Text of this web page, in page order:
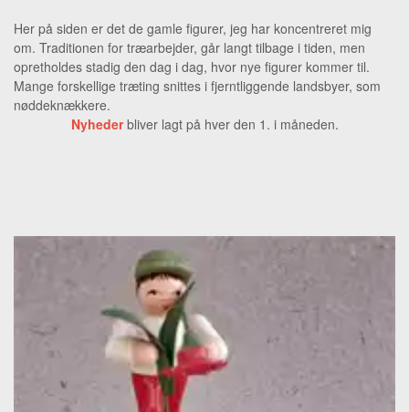
Her på siden er det de gamle figurer, jeg har koncentreret mig
om. Traditionen for træarbejder, går langt tilbage i tiden, men
opretholdes stadig den dag i dag, hvor nye figurer kommer til.
Mange forskellige træting snittes i fjerntliggende landsbyer, som
nøddeknækkere.
Nyhederbliver lagt på hver den 1. i måneden.